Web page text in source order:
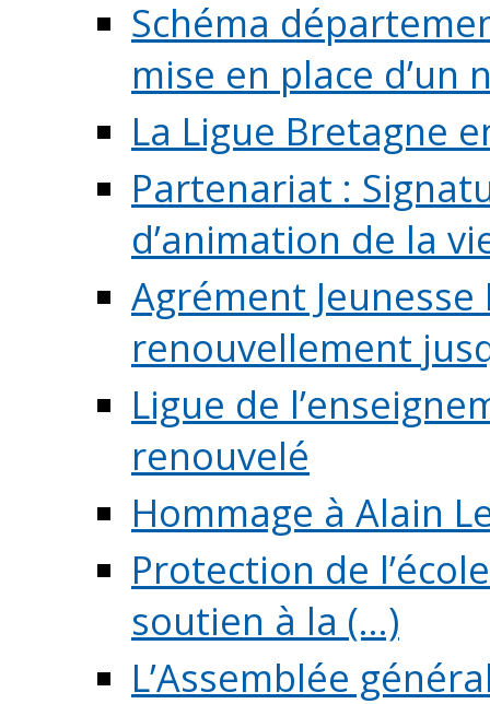
Schéma
mise en place d’un
La Ligue Bretagne
Partenariat :
d’animation de la
Agrément
renouvellement
Ligue de
renouvelé
Hommage à Alain
Protection de
soutien à la (...)
L’Assemblée